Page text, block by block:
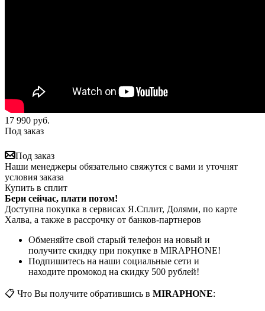
17 990 руб.
Под заказ
Под заказ
Наши менеджеры обязательно свяжутся с вами и уточнят
условия заказа
Купить в сплит
Бери сейчас, плати потом!
Доступна покупка в сервисах Я.Сплит, Долями, по карте
Халва, а также в рассрочку от банков-партнеров
Обменяйте свой старый телефон на новый и
получите скидку при покупке в MIRAPHONE!
Подпишитесь на наши социальные сети и
находите промокод на скидку 500 рублей!
📋 Что Вы получите обратившись в MIRAPHONE: